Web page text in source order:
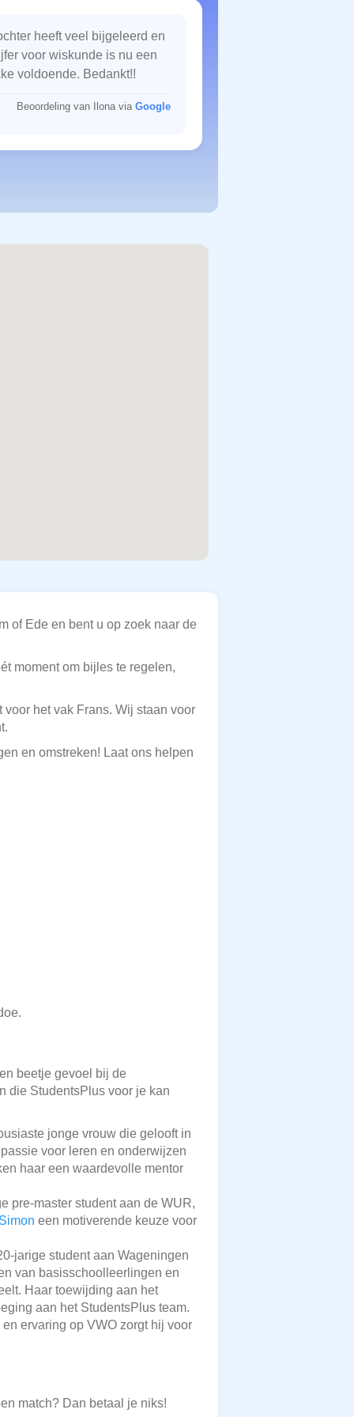
heeft veel bijgeleerd en
voor wiskunde is nu een
voldoende. Bedankt!!
Beoordeling van Ilona via Google
of Ede en bent u op zoek naar de
moment om bijles te regelen,
het vak Frans. Wij staan voor
en omstreken! Laat ons helpen
beetje gevoel bij de
die StudentsPlus voor je kan
jonge vrouw die gelooft in
voor leren en onderwijzen
haar een waardevolle mentor
pre-master student aan de WUR,
Simon een motiverende keuze voor
jarige student aan Wageningen
van basisschoolleerlingen en
Haar toewijding aan het
aan het StudentsPlus team.
ervaring op VWO zorgt hij voor
match? Dan betaal je niks!